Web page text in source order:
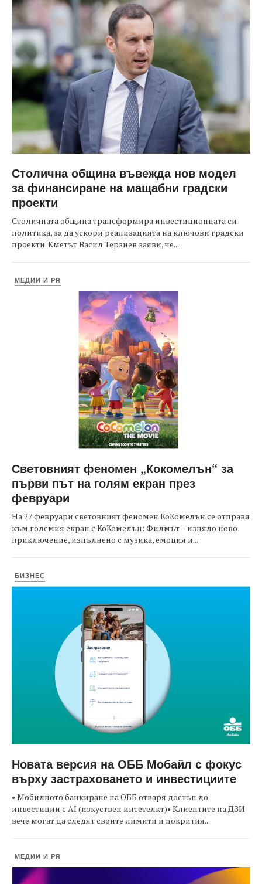
Столична община въвежда нов модел
за финансиране на мащабни градски
проекти
Столичната община трансформира инвестиционната си
политика, за да ускори реализацията на ключови градски
проекти. Кметът Васил Терзиев заяви, че...
МЕДИИ И PR
Световният феномен „Кокомелън“ за
първи път на голям екран през
февруари
На 27 февруари световният феномен КоКомелън се отправя
към големия екран с КоКомелън: Филмът – изцяло ново
приключение, изпълнено с музика, емоция и...
БИЗНЕС
Новата версия на ОББ Мобайл с фокус
върху застраховането и инвестициите
• Мобилното банкиране на ОББ отваря достъп до
инвестиции с AI (изкуствен интетелкт)• Клиентите на ДЗИ
вече могат да следят своите лимити и покрития...
МЕДИИ И PR